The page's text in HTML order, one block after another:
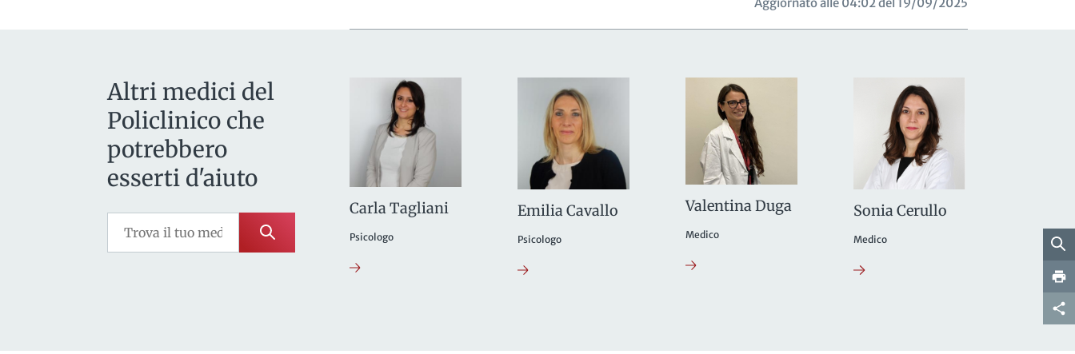
Altri medici del
Policlinico che
potrebbero
esserti d'aiuto
Carla Tagliani
Psicologo
Emilia Cavallo
Psicologo
Valentina Duga
Medico
Sonia Cerullo
Medico